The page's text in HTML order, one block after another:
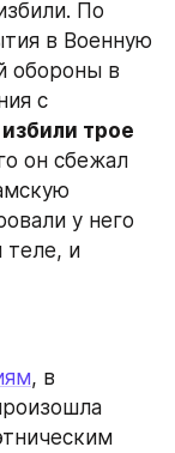
По
в Военную
обороны в
с
избили трое
он сбежал
у него
теле, и
, в